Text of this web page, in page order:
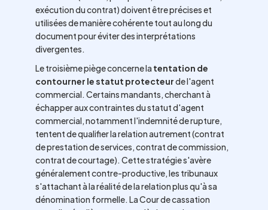
exécution du contrat) doivent être précises et
utilisées de manière cohérente tout au long du
document pour éviter des interprétations
divergentes.
Le troisième piège concerne la tentation de
contourner le statut protecteurde l'agent
commercial. Certains mandants, cherchant à
échapper aux contraintes du statut d'agent
commercial, notamment l'indemnité de rupture,
tentent de qualifier la relation autrement (contrat
de prestation de services, contrat de commission,
contrat de courtage). Cette stratégie s'avère
généralement contre-productive, les tribunaux
s'attachant à la réalité de la relation plus qu'à sa
dénomination formelle. La Cour de cassation